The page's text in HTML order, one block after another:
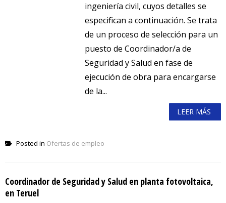
ingeniería civil, cuyos detalles se
especifican a continuación. Se trata
de un proceso de selección para un
puesto de Coordinador/a de
Seguridad y Salud en fase de
ejecución de obra para encargarse
de la...
LEER MÁS
Posted in Ofertas de empleo
Coordinador de Seguridad y Salud en planta fotovoltaica,
en Teruel